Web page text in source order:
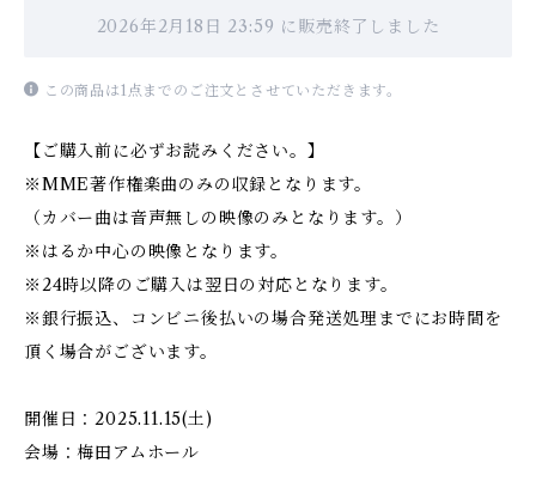
2026年2月18日 23:59 に販売終了しました
この商品は1点までのご注文とさせていただきます。
【ご購入前に必ずお読みください。】
※MME著作権楽曲のみの収録となります。
（カバー曲は音声無しの映像のみとなります。）
※はるか中心の映像となります。
※24時以降のご購入は翌日の対応となります。
※銀行振込、コンビニ後払いの場合発送処理までにお時間を
頂く場合がございます。
開催日：2025.11.15(土)
会場：梅田アムホール